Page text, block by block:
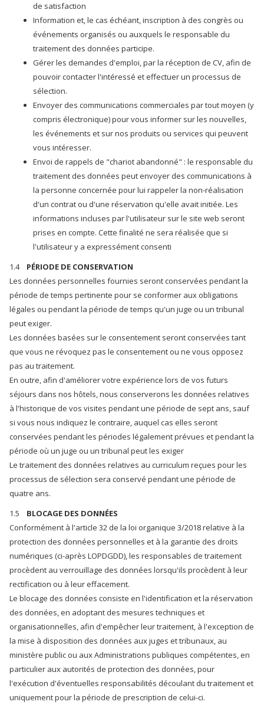
de satisfaction
Information et, le cas échéant, inscription à des congrès ou
événements organisés ou auxquels le responsable du
traitement des données participe.
Gérer les demandes d'emploi, par la réception de CV, afin de
pouvoir contacter l'intéressé et effectuer un processus de
sélection.
Envoyer des communications commerciales par tout moyen (y
compris électronique) pour vous informer sur les nouvelles,
les événements et sur nos produits ou services qui peuvent
vous intéresser.
Envoi de rappels de "chariot abandonné" : le responsable du
traitement des données peut envoyer des communications à
la personne concernée pour lui rappeler la non-réalisation
d'un contrat ou d'une réservation qu'elle avait initiée. Les
informations incluses par l'utilisateur sur le site web seront
prises en compte. Cette finalité ne sera réalisée que si
l'utilisateur y a expressément consenti
1.4 PÉRIODE DE CONSERVATION
Les données personnelles fournies seront conservées pendant la
période de temps pertinente pour se conformer aux obligations
légales ou pendant la période de temps qu'un juge ou un tribunal
peut exiger.
Les données basées sur le consentement seront conservées tant
que vous ne révoquez pas le consentement ou ne vous opposez
pas au traitement.
En outre, afin d'améliorer votre expérience lors de vos futurs
séjours dans nos hôtels, nous conserverons les données relatives
à l'historique de vos visites pendant une période de sept ans, sauf
si vous nous indiquez le contraire, auquel cas elles seront
conservées pendant les périodes légalement prévues et pendant la
période où un juge ou un tribunal peut les exiger
Le traitement des données relatives au curriculum reçues pour les
processus de sélection sera conservé pendant une période de
quatre ans.
1.5 BLOCAGE DES DONNÉES
Conformément à l'article 32 de la loi organique 3/2018 relative à la
protection des données personnelles et à la garantie des droits
numériques (ci-après LOPDGDD), les responsables de traitement
procèdent au verrouillage des données lorsqu'ils procèdent à leur
rectification ou à leur effacement.
Le blocage des données consiste en l'identification et la réservation
des données, en adoptant des mesures techniques et
organisationnelles, afin d'empêcher leur traitement, à l'exception de
la mise à disposition des données aux juges et tribunaux, au
ministère public ou aux Administrations publiques compétentes, en
particulier aux autorités de protection des données, pour
l'exécution d'éventuelles responsabilités découlant du traitement et
uniquement pour la période de prescription de celui-ci.